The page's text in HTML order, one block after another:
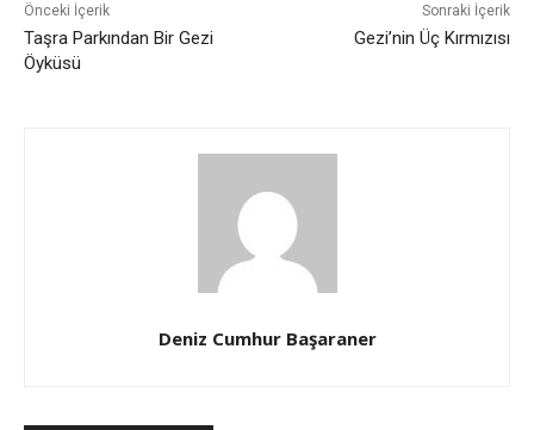
Önceki İçerik
Taşra Parkından Bir Gezi
Öyküsü
Sonraki İçerik
Gezi’nin Üç Kırmızısı
Deniz Cumhur Başaraner